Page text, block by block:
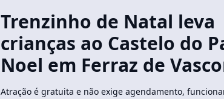
Trenzinho de Natal leva
crianças ao Castelo do
Noel em Ferraz de
Atração é gratuita e não exige agendamento,